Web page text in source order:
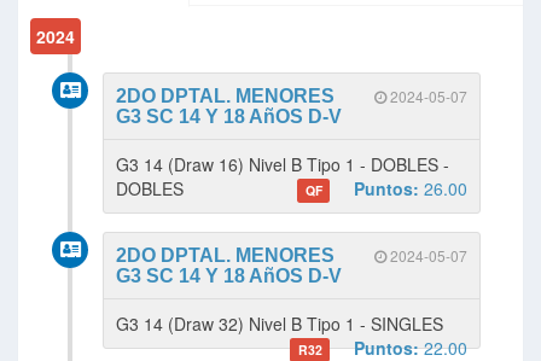
2024
2024-05-07
2DO DPTAL. MENORES
G3 SC 14 Y 18 AñOS D-V
G3 14 (Draw 16) Nivel B Tipo 1 - DOBLES -
DOBLES
QF Puntos: 26.00
2024-05-07
2DO DPTAL. MENORES
G3 SC 14 Y 18 AñOS D-V
G3 14 (Draw 32) Nivel B Tipo 1 - SINGLES
R32 Puntos:22.00